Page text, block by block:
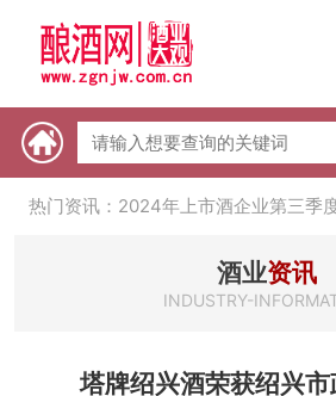
热门资讯：未来，传统酒类经销商群体
热门资讯：首批28个酒品牌入选中国消
么简单
热门资讯：2024年上市酒企业第三季
热门资讯：名酒之光：共话荣耀背后的
酒业资讯
INDUSTRY-
塔牌绍兴酒荣获绍兴